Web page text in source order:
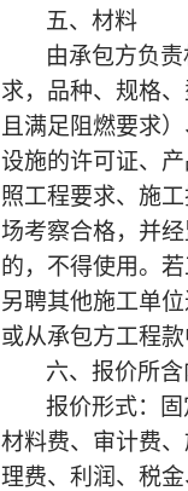
五、材料
由承包方负
求，品种、规格
且满足阻燃要求
设施的许可证、
照工程要求、施
场考察合格，并
的，不得使用。
另聘其他施工单
或从承包方工程
六、报价所含
报价形式：
材料费、审计费
理费、利润、税